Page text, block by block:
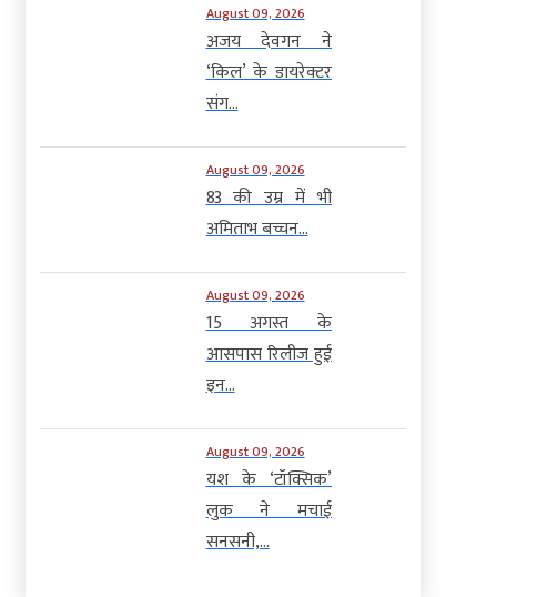
August 09, 2026
अजय देवगन ने
‘किल’ के डायरेक्टर
संग...
August 09, 2026
83 की उम्र में भी
अमिताभ बच्चन...
August 09, 2026
15 अगस्त के
आसपास रिलीज हुई
इन...
August 09, 2026
यश के ‘टॉक्सिक’
लुक ने मचाई
सनसनी,...